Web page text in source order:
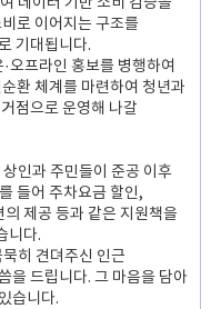
로 이어지는 구조를
기대됩니다.
오프라인 홍보를 병행하여
환 체계를 마련하여 청년과
점으로 운영해 나갈
인과 주민들이 준공 이후
들어 주차요금 할인,
제공 등과 같은 지원책을
니다.
히 견뎌주신 인근
을 드립니다. 그 마음을 담아
습니다.